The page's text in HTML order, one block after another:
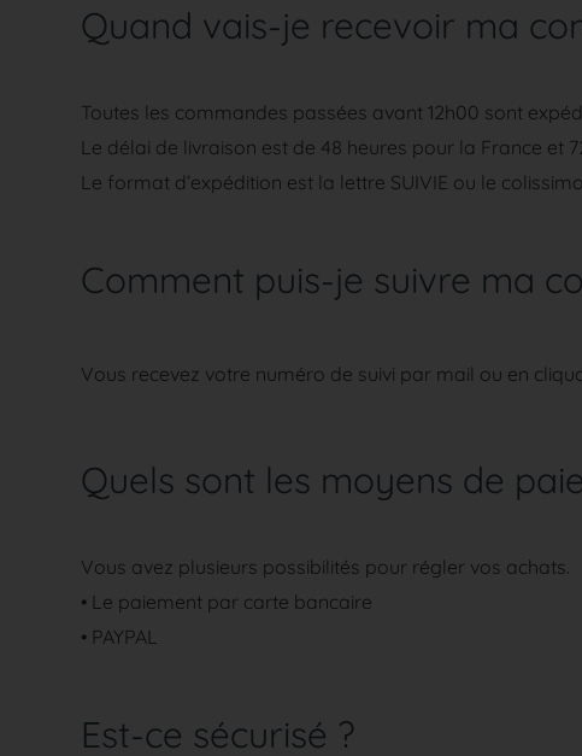
Quand vais-je recevoir ma
Toutes les commandes passées avant 12h00 sont
Le délai de livraison est de 48 heures pour la France et
Le format d’expédition est la lettre SUIVIE ou le
Comment puis-je suivre ma
Vous recevez votre numéro de suivi par mail ou en
Quels sont les moyens de
Vous avez plusieurs possibilités pour régler vos achats.
• Le paiement par carte bancaire
• PAYPAL
Est-ce sécurisé ?